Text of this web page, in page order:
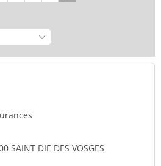
SAINT DIE DES VOSGES